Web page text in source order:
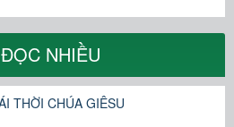
NHIỀU
THỜI CHÚA GIÊSU